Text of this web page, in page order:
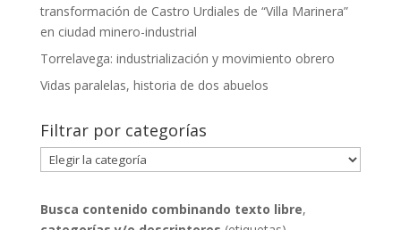
transformación de Castro Urdiales de “Villa Marinera”
en ciudad minero-industrial
Torrelavega: industrialización y movimiento obrero
Vidas paralelas, historia de dos abuelos
Filtrar por categorías
Filtrar
por
Busca contenido combinando texto libre,